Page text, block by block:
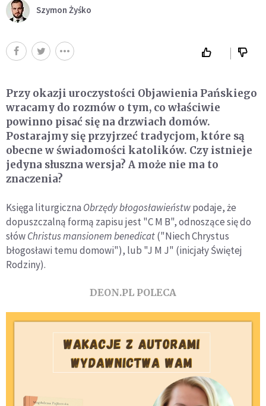
Szymon Żyśko
Przy okazji uroczystości Objawienia Pańskiego
wracamy do rozmów o tym, co właściwie
powinno pisać się na drzwiach domów.
Postarajmy się przyjrzeć tradycjom, które są
obecne w świadomości katolików. Czy istnieje
jedyna słuszna wersja? A może nie ma to
znaczenia?
Księga liturgiczna Obrzędy błogosławieństwpodaje, że
dopuszczalną formą zapisu jest "C M B", odnoszące się do
słówChristus mansionem benedicat("Niech Chrystus
błogosławi temu domowi"), lub "J M J" (inicjały Świętej
Rodziny).
DEON.PL POLECA